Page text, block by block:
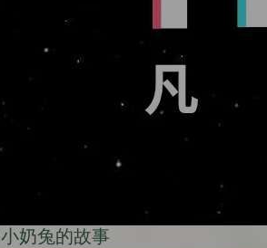
奶兔的故事